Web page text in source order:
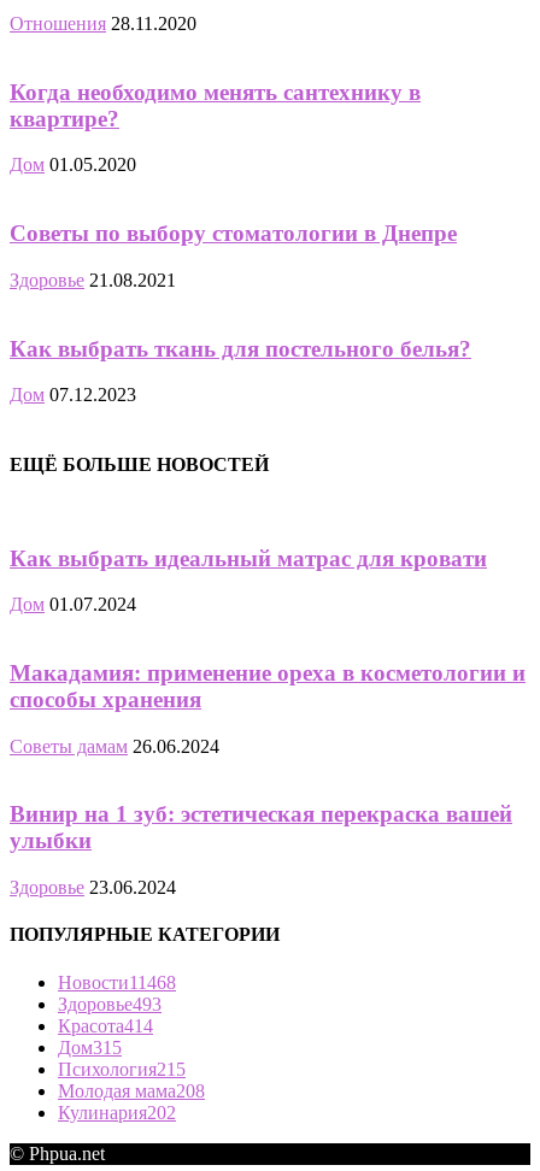
Отношения 28.11.2020
Когда необходимо менять сантехнику в
квартире?
Дом 01.05.2020
Советы по выбору стоматологии в Днепре
Здоровье 21.08.2021
Как выбрать ткань для постельного белья?
Дом 07.12.2023
ЕЩЁ БОЛЬШЕ НОВОСТЕЙ
Как выбрать идеальный матрас для кровати
Дом 01.07.2024
Макадамия: применение ореха в косметологии и
способы хранения
Советы дамам 26.06.2024
Винир на 1 зуб: эстетическая перекраска вашей
улыбки
Здоровье 23.06.2024
ПОПУЛЯРНЫЕ КАТЕГОРИИ
Новости11468
Здоровье493
Красота414
Дом315
Психология215
Молодая мама208
Кулинария202
© Phpua.net